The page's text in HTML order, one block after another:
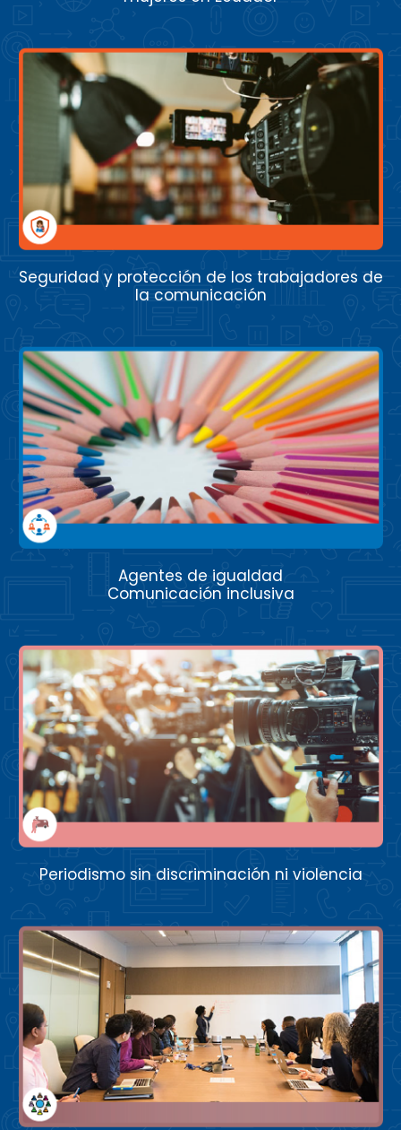
Seguridad y protección de los trabajadores de
la comunicación
Agentes de igualdad
Comunicación inclusiva
Periodismo sin discriminación ni violencia